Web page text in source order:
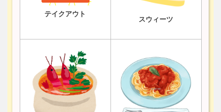
テイクアウト
スウィーツ